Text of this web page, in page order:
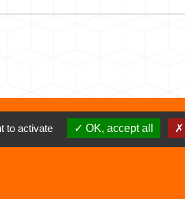
to activate OK, accept all